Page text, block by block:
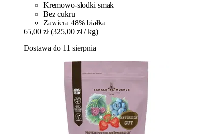
Kremowo-słodki smak
Bez cukru
Zawiera 48% białka
65,00 zł (325,00 zł / kg)
Dostawa do 11 sierpnia